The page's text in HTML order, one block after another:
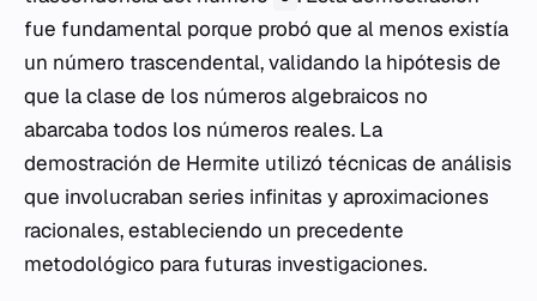
fue fundamental porque probó que al menos existía
un número trascendental, validando la hipótesis de
que la clase de los números algebraicos no
abarcaba todos los números reales. La
demostración de Hermite utilizó técnicas de análisis
que involucraban series infinitas y aproximaciones
racionales, estableciendo un precedente
metodológico para futuras investigaciones.